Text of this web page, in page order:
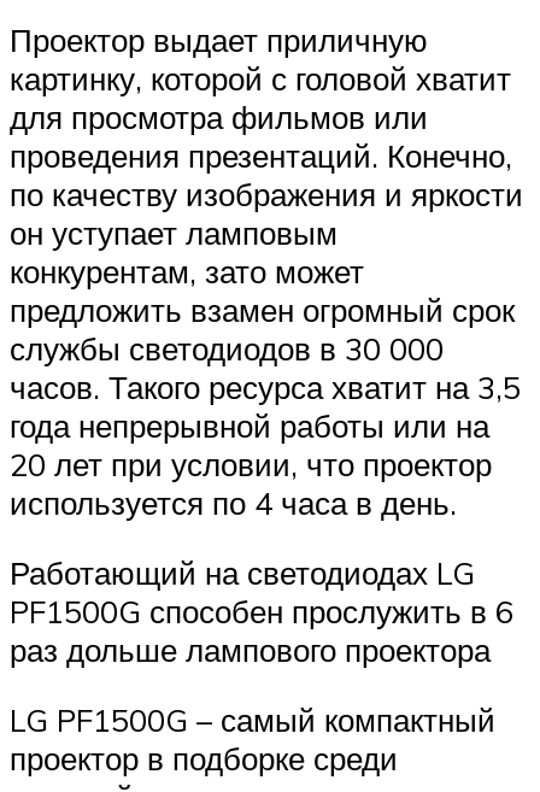
Проектор выдает приличную
картинку, которой с головой хватит
для просмотра фильмов или
проведения презентаций. Конечно,
по качеству изображения и яркости
он уступает ламповым
конкурентам, зато может
предложить взамен огромный срок
службы светодиодов в 30 000
часов. Такого ресурса хватит на 3,5
года непрерывной работы или на
20 лет при условии, что проектор
используется по 4 часа в день.
Работающий на светодиодах LG
PF1500G способен прослужить в 6
раз дольше лампового проектора
LG PF1500G – самый компактный
проектор в подборке среди